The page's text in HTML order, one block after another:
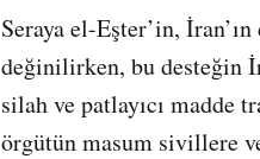
Seraya el-Eşter’in,
değinilirken, bu desteğin
silah ve patlayıcı madde
örgütün masum sivillere